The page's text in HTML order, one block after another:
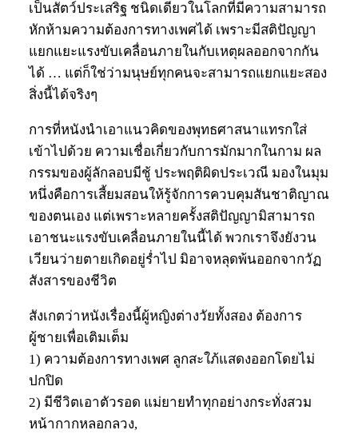
เป็นสัตว์ประเสริฐ ชนิดเดียวในโลกที่มีความสามารถ
หักห้ามความต้องการทางเพศได้ เพราะมีสติปัญญา
แยกแยะแรงขับเคลื่อนภายในกับเหตุผลออกจากกัน
ได้ … แต่ก็ใช่ว่ามนุษย์ทุกคนจะสามารถแยกแยะสอง
สิ่งนี้ได้จริงๆ
การที่หนังนำเอาแนวคิดของพุทธศาสนาแทรกใส่
เข้าไปด้วย ความเชื่อเกี่ยวกับการมักมากในกาม ผล
กรรมของผู้ลักลอบมีชู้ ประพฤติผิดประเวณี มองในมุม
หนึ่งคือการเสี้ยมสอนให้รู้จักการควบคุมสันชาติญาณ
ของตนเอง แต่เพราะหลายครั้งสติปัญญามิสามารถ
เอาชนะแรงขับเคลื่อนภายในนี้ได้ พวกเราจึงยังวน
เวียนว่ายตายเกิดอยู่ร่ำไป มิอาจหลุดพ้นออกจากวัฏ
สังสารของชีวิต
สังเกตว่าหนังเรื่องนี้ผู้หญิงต่างวัยทั้งสอง ต้องการ
ผู้ชายเพื่อเติมเต็ม
1) ความต้องการทางเพศ ลูกสะใภ้แสดงออกโดยไม่
ปกปิด
2) มีชีวิตเอาตัวรอด แม่ยายทำทุกอย่างกระทั่งสวม
หน้ากากหลอกลวง,